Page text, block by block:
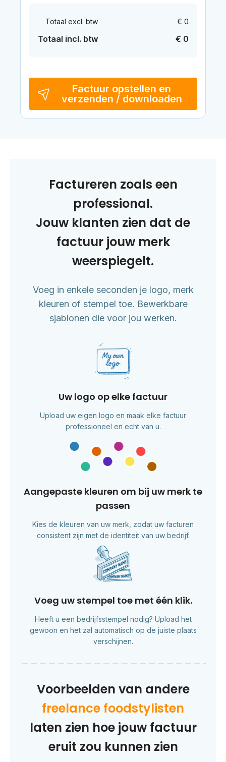
Totaal excl. btw € 0
Totaal incl. btw € 0
Factuur opstellen en
verzenden / downloaden
Factureren zoals een
professional.
Jouw klanten zien dat de
factuur jouw merk
weerspiegelt.
Voeg in enkele seconden je logo, merk
kleuren of stempel toe. Bewerkbare
sjablonen die voor jou werken.
Uw logo op elke factuur
Upload uw eigen logo en maak elke factuur
professioneel en echt van u.
Aangepaste kleuren om bij uw merk te
passen
Kies de kleuren van uw merk, zodat uw facturen
consistent zijn met de identiteit van uw bedrijf.
Voeg uw stempel toe met één klik.
Heeft u een bedrijfsstempel nodig? Upload het
gewoon en het zal automatisch op de juiste plaats
verschijnen.
Voorbeelden van andere
freelance foodstylisten
laten zien hoe jouw factuur
eruit zou kunnen zien